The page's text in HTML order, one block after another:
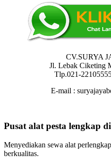
CV.SURYA
Jl. Lebak Ciketing
Tlp.021-
E-mail :
Pusat alat pesta lengkap
Menyediakan sewa alat
berkualitas.